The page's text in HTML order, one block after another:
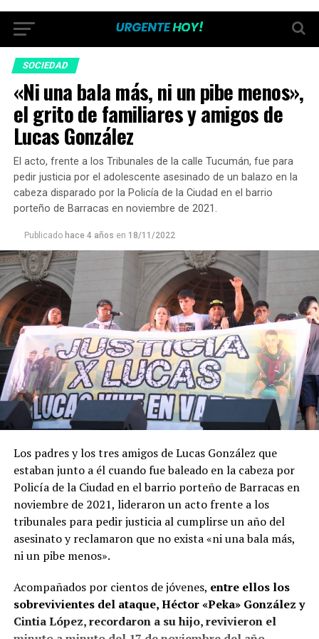
SOCIEDAD
«Ni una bala más, ni un pibe menos»,
el grito de familiares y amigos de
Lucas González
El acto, frente a los Tribunales de la calle Tucumán, fue para
pedir justicia por el adolescente asesinado de un balazo en la
cabeza disparado por la Policía de la Ciudad en el barrio
porteño de Barracas en noviembre de 2021.
Publicado hace 4 años en 18/11/2022
Los padres y los tres amigos de Lucas González que
estaban junto a él cuando fue baleado en la cabeza por
Policía de la Ciudad en el barrio porteño de Barracas en
noviembre de 2021, lideraron un acto frente a los
tribunales para pedir justicia al cumplirse un año del
asesinato y reclamaron que no exista «ni una bala más,
ni un pibe menos».
Acompañados por cientos de jóvenes, entre ellos los
sobrevivientes del ataque, Héctor «Peka» González y
Cintia López, recordaron a su hijo, revivieron el